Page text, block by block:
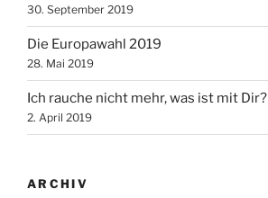
30. September 2019
Die Europawahl 2019
28. Mai 2019
Ich rauche nicht mehr, was ist mit Dir?
2. April 2019
ARCHIV